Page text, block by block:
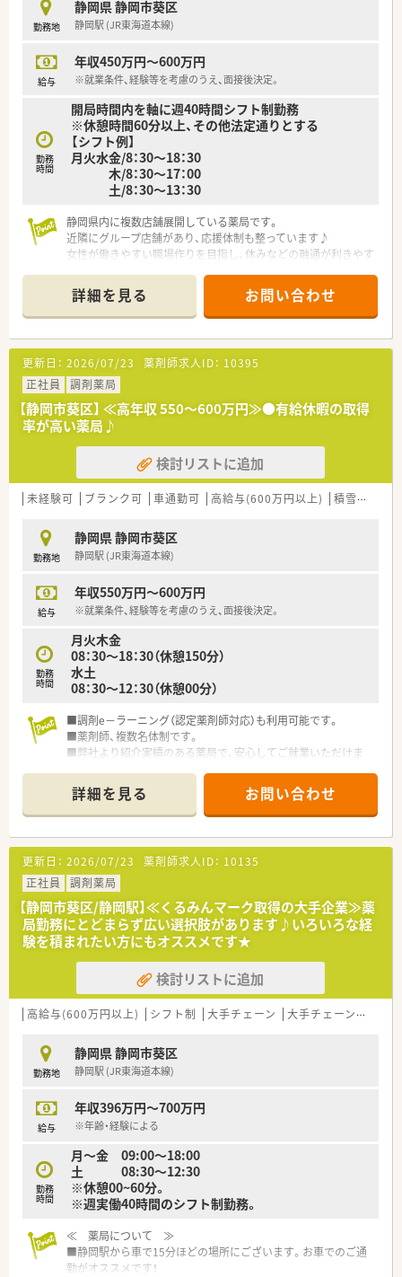
勤務地
静岡県 静岡市葵区
静岡駅 (JR東海道本線)
給与
年収450万円～600万円
※就業条件、経験等を考慮のうえ、面接後決定。
勤務
時間
開局時間内を軸に週40時間シフト制勤務
※休憩時間60分以上、その他法定通りとする
【シフト例】
月火水金/8：30～18：30
木/8：30～17：00
土/8：30～13：30
静岡県内に複数店舗展開している薬局です。
近隣にグループ店舗があり、応援体制も整っています♪
女性が働きやすい職場作りを目指し、休みなどの融通が利きやす
詳細を見る お問い合わせ
更新日： 2026/07/23 薬剤師求人ID： 10395
正社員
調剤薬局
【静岡市葵区】 ≪高年収 550～600万円≫●有給休暇の取得
率が高い薬局♪
検討リストに追加
未経験可 ブランク可 車通勤可 高給与(600万円以上) 積雪なし
勤務地
静岡県 静岡市葵区
静岡駅 (JR東海道本線)
給与
年収550万円～600万円
※就業条件、経験等を考慮のうえ、面接後決定。
勤務
時間
月火木金
08：30～18：30（休憩150分）
水土
08：30～12：30（休憩00分）
■調剤e－ラーニング（認定薬剤師対応）も利用可能です。
■薬剤師、複数名体制です。
■弊社より紹介実績のある薬局で、安心してご就業いただけま
■実際にお仕事をしながら入社を見極めて頂ける【紹介予定派
遣】もお選び頂けます。
詳細を見る お問い合わせ
更新日： 2026/07/23 薬剤師求人ID： 10135
正社員
調剤薬局
【静岡市葵区/静岡駅】≪くるみんマーク取得の大手企業≫薬
局勤務にとどまらず広い選択肢があります♪いろいろな経
験を積まれたい方にもオススメです★
検討リストに追加
高給与(600万円以上) シフト制 大手チェーン 大手チェーン以外
勤務地
静岡県 静岡市葵区
静岡駅 (JR東海道本線)
給与
年収396万円～700万円
※年齢・経験による
勤務
時間
月～金 09:00～18:00
土 08:30～12:30
※休憩00~60分。
※週実働40時間のシフト制勤務。
≪ 薬局について ≫
■静岡駅から車で15分ほどの場所にございます。お車でのご通
勤がオススメです！